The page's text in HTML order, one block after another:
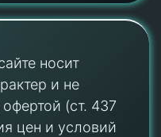
носит
и не
(ст. 437
цен и условий